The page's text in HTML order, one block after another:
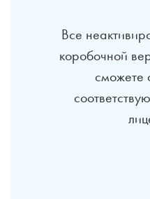
Все
коробочной
сможете